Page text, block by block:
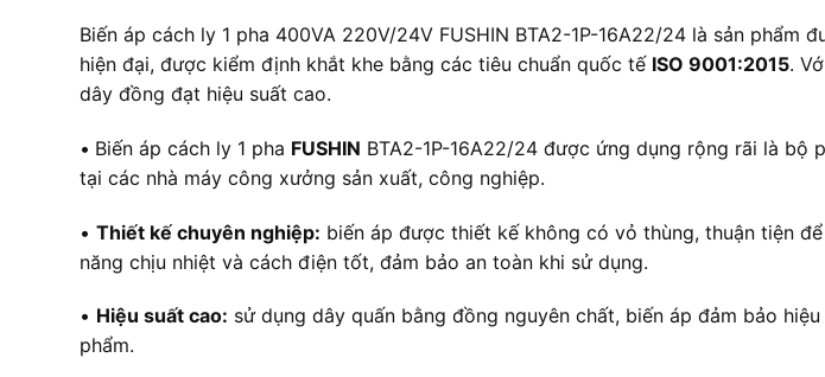
Biến áp cách ly 1 pha 400VA 220V/24V FUSHIN BTA2-1P-16A22/24 là sản
hiện đại, được kiểm định khắt khe bằng các tiêu chuẩn quốc tế ISO 9001:2015.
dây đồng đạt hiệu suất cao.
• Biến áp cách ly 1 pha FUSHIN BTA2-1P-16A22/24 được ứng dụng rộng rãi là
tại các nhà máy công xưởng sản xuất, công nghiệp.
• Thiết kế chuyên nghiệp: biến áp được thiết kế không có vỏ thùng, thuận tiện
năng chịu nhiệt và cách điện tốt, đảm bảo an toàn khi sử dụng.
• Hiệu suất cao: sử dụng dây quấn bằng đồng nguyên chất, biến áp đảm bảo
phẩm.